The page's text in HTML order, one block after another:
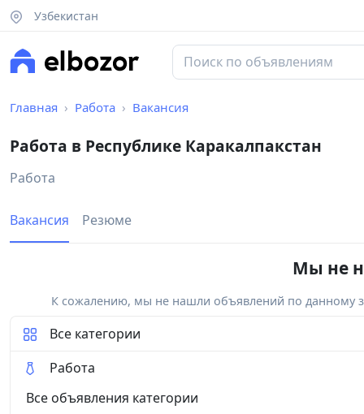
Узбекистан
Главная Работа Вакансия
Работа в Республике Каракалпакстан
Работа
Вакансия Резюме
Мы не
К сожалению, мы не нашли объявлений по данному
Все категории
Работа
Все объявления категории